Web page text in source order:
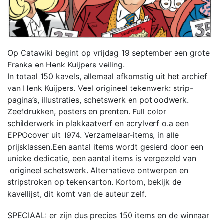
Op Catawiki begint op vrijdag 19 september een grote
Franka en Henk Kuijpers veiling.
In totaal 150 kavels, allemaal afkomstig uit het archief
van Henk Kuijpers. Veel origineel tekenwerk: strip-
pagina’s, illustraties, schetswerk en potloodwerk.
Zeefdrukken, posters en prenten. Full color
schilderwerk in plakkaatverf en acrylverf o.a een
EPPOcover uit 1974. Verzamelaar-items, in alle
prijsklassen.Een aantal items wordt gesierd door een
unieke dedicatie, een aantal items is vergezeld van
origineel schetswerk. Alternatieve ontwerpen en
stripstroken op tekenkarton. Kortom, bekijk de
kavellijst, dit komt van de auteur zelf.
SPECIAAL: er zijn dus precies 150 items en de winnaar